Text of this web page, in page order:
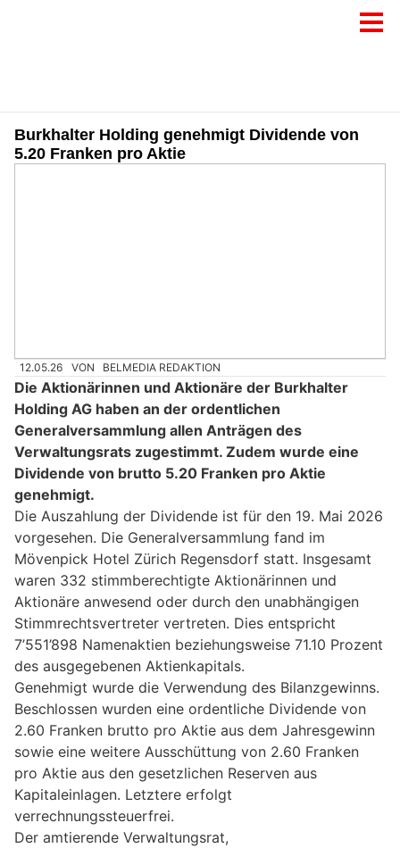
Burkhalter Holding genehmigt Dividende von
5.20 Franken pro Aktie
12.05.26 VON BELMEDIA REDAKTION
Die Aktionärinnen und Aktionäre der Burkhalter
Holding AG haben an der ordentlichen
Generalversammlung allen Anträgen des
Verwaltungsrats zugestimmt. Zudem wurde eine
Dividende von brutto 5.20 Franken pro Aktie
genehmigt.
Die Auszahlung der Dividende ist für den 19. Mai 2026
vorgesehen. Die Generalversammlung fand im
Mövenpick Hotel Zürich Regensdorf statt. Insgesamt
waren 332 stimmberechtigte Aktionärinnen und
Aktionäre anwesend oder durch den unabhängigen
Stimmrechtsvertreter vertreten. Dies entspricht
7’551’898 Namenaktien beziehungsweise 71.10 Prozent
des ausgegebenen Aktienkapitals.
Genehmigt wurde die Verwendung des Bilanzgewinns.
Beschlossen wurden eine ordentliche Dividende von
2.60 Franken brutto pro Aktie aus dem Jahresgewinn
sowie eine weitere Ausschüttung von 2.60 Franken
pro Aktie aus den gesetzlichen Reserven aus
Kapitaleinlagen. Letztere erfolgt
verrechnungssteuerfrei.
Der amtierende Verwaltungsrat,